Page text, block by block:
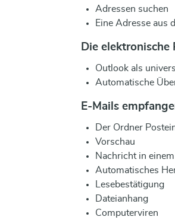
Adressen suchen
Eine Adresse aus
Die
Outlook als
Automatische
E-Mails
Der Ordner
Vorschau
Nachricht in
Automatisches
Lesebestätigung
Dateianhang
Computerviren